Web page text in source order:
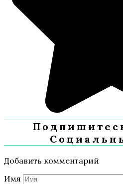
Добавить комментарий
Имя